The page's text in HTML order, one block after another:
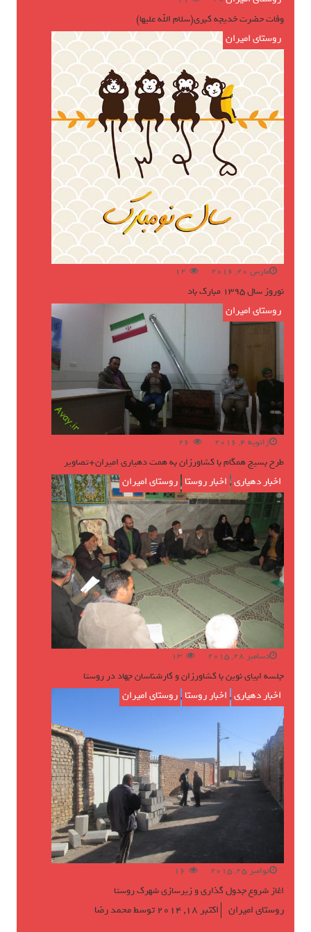
وفات حضرت خدیجه کبری(سلام الله علیها)
روستای امیران
مارس 20, 2016 12
نوروز سال ۱۳۹۵ مبارک باد
روستای امیران
ژانویه 4, 2016 26
طرح بسیج همگام با کشاورزان به همت دهیاری امیران+تصاویر
اخبار دهیاری, اخبار روستا ,روستای امیران
دسامبر 28, 2015 13
جلسه ابیای نوین با کشاورزان و کارشناسان جهاد در روستا
اخبار دهیاری, اخبار روستا ,روستای امیران
نوامبر 25, 2015 16
اغاز شروع جدول گذاری و زیرسازی شهرک روستا
روستای امیران اکتبر 18, 2014 توسطمحمد رضا